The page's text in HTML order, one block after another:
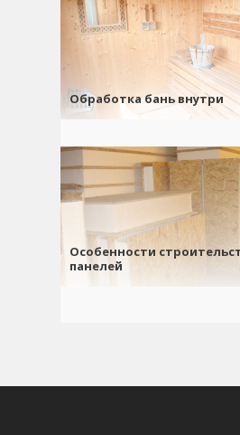
Обработка бань внутри
Особенности
панелей